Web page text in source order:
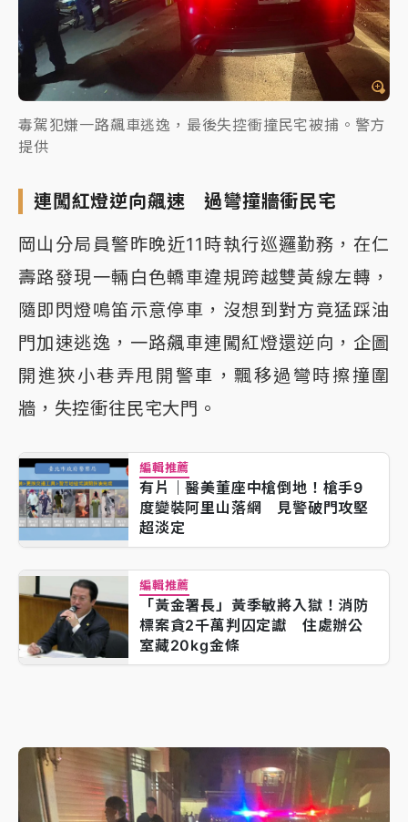
毒駕犯嫌一路飆車逃逸，最後失控衝撞民宅被捕。警方
提供
連闖紅燈逆向飆速 過彎撞牆衝民宅
岡山分局員警昨晚近11時執行巡邏勤務，在仁
壽路發現一輛白色轎車違規跨越雙黃線左轉，
隨即閃燈鳴笛示意停車，沒想到對方竟猛踩油
門加速逃逸，一路飆車連闖紅燈還逆向，企圖
開進狹小巷弄甩開警車，飄移過彎時擦撞圍
牆，失控衝往民宅大門。
編輯推薦
有片｜醫美董座中槍倒地！槍手9
度變裝阿里山落網 見警破門攻堅
超淡定
編輯推薦
「黃金署長」黃季敏將入獄！消防
標案貪2千萬判囚定讞 住處辦公
室藏20kg金條